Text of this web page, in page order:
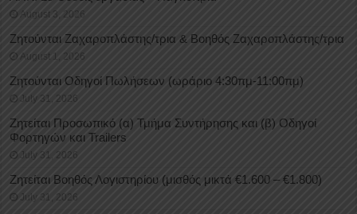
August 3, 2026
Ζητούνται Ζαχαροπλάστης/τρια & Βοηθός Ζαχαροπλάστης/τρια
August 1, 2026
Ζητούνται Οδηγοί Πωλήσεων (ωράριο 4:30πμ-11:00πμ)
July 31, 2026
Ζητείται Προσωπικό (α) Τμήμα Συντήρησης και (β) Οδηγοί
Φορτηγών και Trailers
July 31, 2026
Ζητείται Βοηθός Λογιστηρίου (μισθός μικτά €1.600 – €1.800)
July 31, 2026